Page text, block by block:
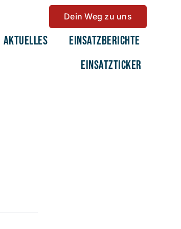
Dein Weg zu uns
Aktuelles
Einsatzberichte
Einsatzticker